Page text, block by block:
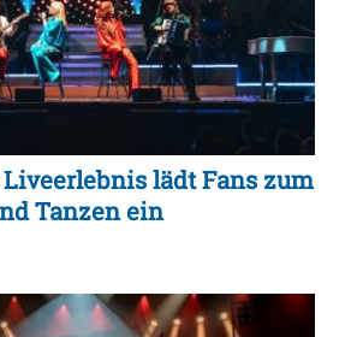
lädt Fans zum
Tanzen ein